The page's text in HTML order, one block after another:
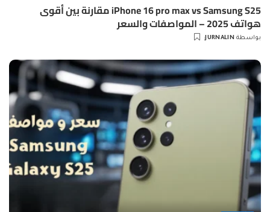
iPhone 16 pro max vs Samsung S25 مقارنة بين أقوى
هواتف 2025 – المواصفات والسعر
بواسطة JURNALIN